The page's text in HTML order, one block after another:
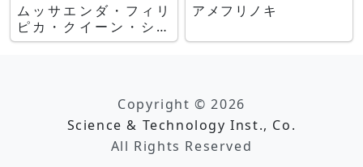
ムッサエンダ・フィリ
ピカ・クイーン・シリ
キット
アメフリノキ
Copyright © 2026
Science & Technology Inst., Co.
All Rights Reserved